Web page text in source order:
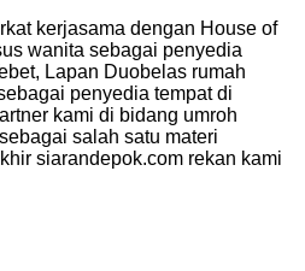
kerjasama dengan House of
wanita sebagai penyedia
Lapan Duobelas rumah
penyedia tempat di
kami di bidang umroh
salah satu materi
siarandepok.com rekan kami